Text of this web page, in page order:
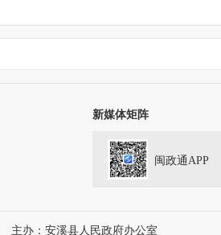
新媒体矩阵
闽政通APP
主办：安溪县人民政府办公室